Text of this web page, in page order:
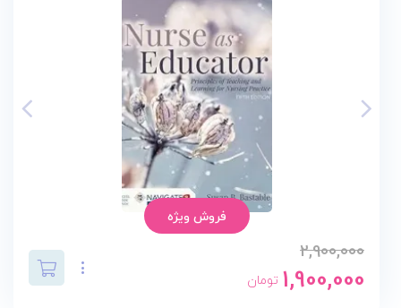
فروش ویژه
2,900,000
1,900,000 تومان